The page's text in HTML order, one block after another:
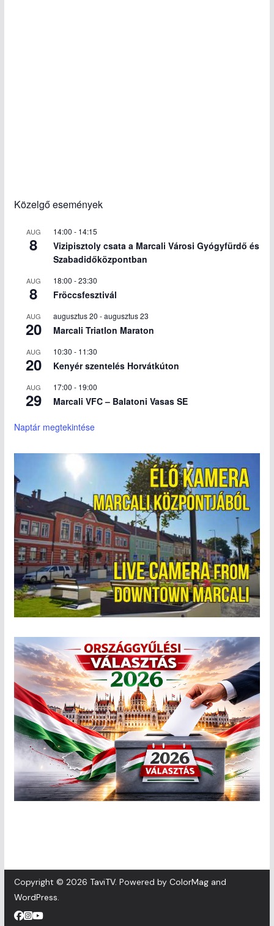
Közelgő események
AUG
8
14:00 - 14:15
Vizipisztoly csata a Marcali Városi Gyógyfürdő és
Szabadidőközpontban
AUG
8
18:00 -23:30
Fröccsfesztivál
AUG
20
augusztus 20 -augusztus 23
Marcali Triatlon Maraton
AUG
20
10:30 - 11:30
Kenyér szentelés Horvátkúton
AUG
29
17:00 - 19:00
Marcali VFC – Balatoni Vasas SE
Naptár megtekintése
Copyright © 2026 TaviTV. Powered by ColorMagand
WordPress.